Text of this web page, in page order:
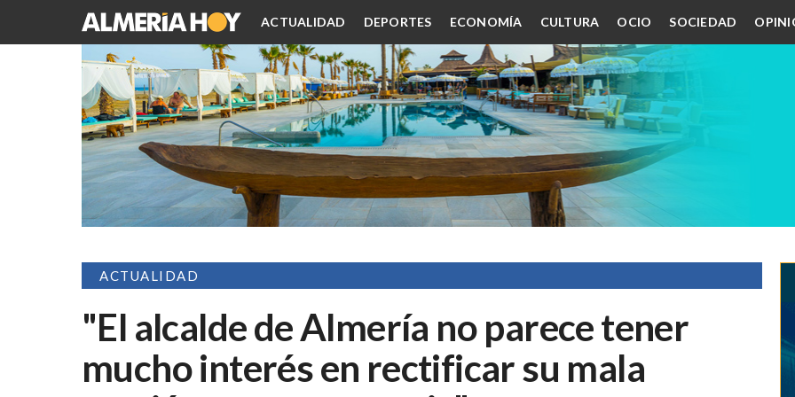
ACTUALIDAD DEPORTES ECONOMÍA CULTURA OCIO SOCIEDAD
ACTUALIDAD
"El alcalde de Almería no parece tener
mucho interés en rectificar su mala